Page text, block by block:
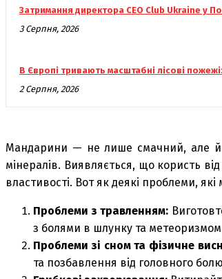
Затримання директора CEO Club Ukraine у
3 Серпня, 2026
В Європі тривають масштабні лісові
2 Серпня, 2026
Мандарини — не лише смачний, але й
мінералів. Виявляється, що користь
властивості. Вот як деякі проблеми,
Проблеми з травленням:
з болями в шлунку та
Проблеми зі сном та фізичне
та позбавлення від головного